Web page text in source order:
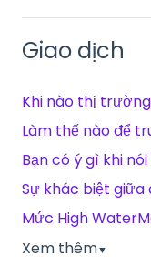
Giao dịch
Khi nào thị
Làm thế nào để
Bạn có ý gì khi
Sự khác biệt giữa
Mức High
Xem thêm▼